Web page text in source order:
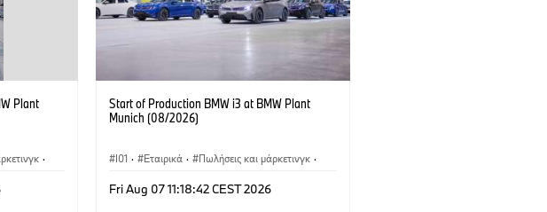
Plant
·
Start of Production BMW i3 at BMW Plant
Munich (08/2026)
I01 · Εταιρικά · Πωλήσεις και μάρκετινγκ ·
BMW i
Fri Aug 07 11:18:42 CEST 2026